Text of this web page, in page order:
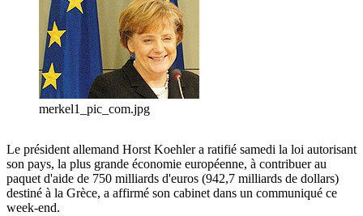
merkel1_pic_com.jpg
Le président allemand Horst Koehler a ratifié samedi la loi autorisant
son pays, la plus grande économie européenne, à contribuer au
paquet d'aide de 750 milliards d'euros (942,7 milliards de dollars)
destiné à la Grèce, a affirmé son cabinet dans un communiqué ce
week-end.